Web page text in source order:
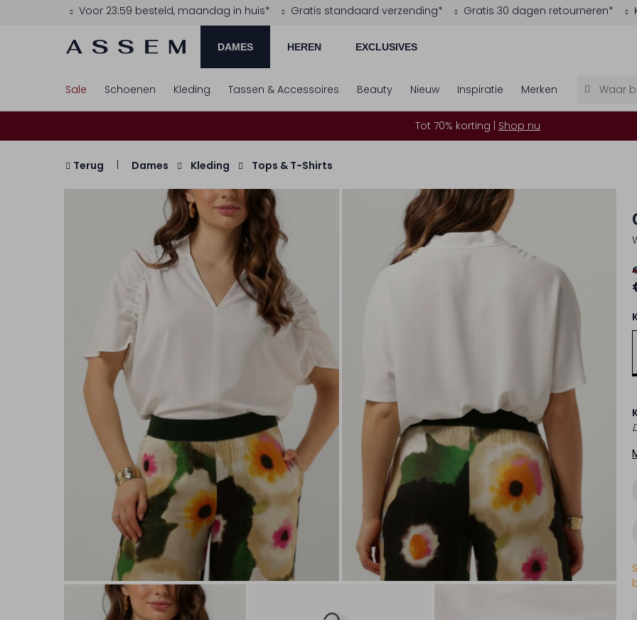
Voor 23:59 besteld, maandag in huis* Gratis standaard verzending* Gratis 30 dagen retourneren*
DAMES HEREN EXCLUSIVES
Sale Schoenen Kleding Tassen & Accessoires Beauty Nieuw Inspiratie Merken
Tot 70% korting | Shop nu
Terug Dames Kleding Tops & T-Shirts